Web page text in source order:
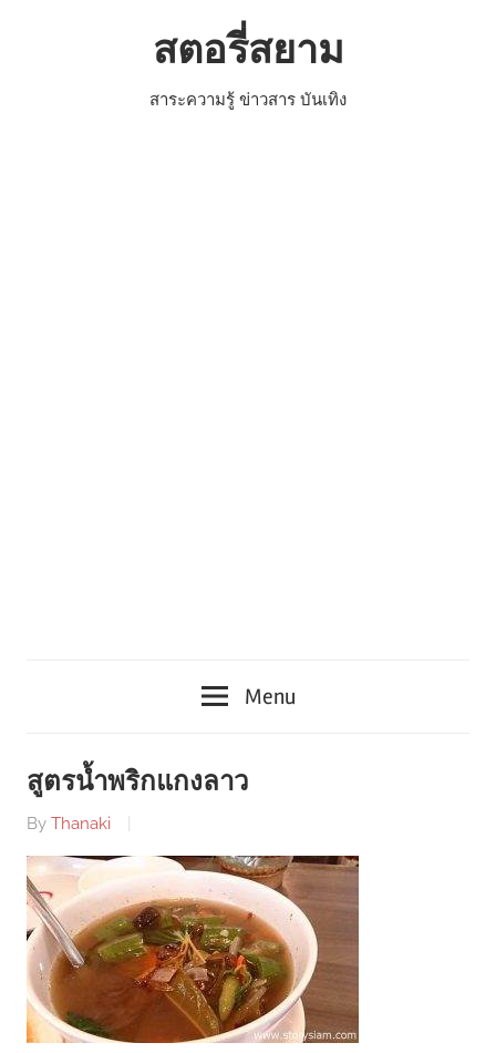
สตอรี่สยาม
สาระความรู้ ข่าวสาร บันเทิง
Menu
สูตรน้ำพริกแกงลาว
By Thanaki